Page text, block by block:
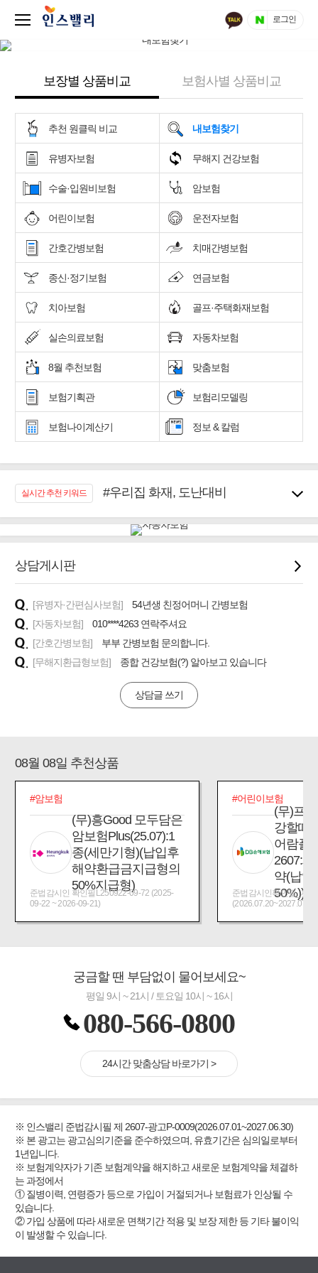
로그인
보장별 상품비교 보험사별 상품비교
추천 원클릭 비교 내보험찾기
유병자보험 무해지 건강보험
수술·입원비보험 암보험
어린이보험 운전자보험
간호간병보험 치매간병보험
종신·정기보험 연금보험
치아보험 골프·주택화재보험
실손의료보험 자동차보험
8월 추천보험 맞춤보험
보험기획관 보험리모델링
보험나이계산기 정보 & 칼럼
실시간 추천 키워드
#우리집 화재, 도난대비
#임플란트, 치아치료보장
#무해지 건강보험
#바뀌기전에 4세대 가입
#추천골프보험
상담게시판
[유병자·간편심사보험]
54년생 친정어머니 간병보험
[자동차보험]
010****4263 연락주셔요
[간호간병보험]
부부 간병보험 문의합니다.
[무해지환급형보험]
종합 건강보험(?) 알아보고 있습니다
상담글 쓰기
08월 08일 추천상품
#암보험
(무)흥Good 모두담은
암보험Plus(25.07):1
종(세만기형)(납입후
해약환급금지급형의
50%지급형)
준법감시인 확인필L250922-09-72 (2025-
09-22 ~ 2026-09-21)
#어린이보험
(무)프
강할때
어람플
2607:
약(납입
50%))
준법감시인확인필_제
궁금할 땐 부담없이 물어보세요~
평일 9시 ~ 21시 / 토요일 10시 ~ 16시
080-566-0800
24시간 맞춤상담 바로가기 >
※ 인스밸리 준법감시필 제 2607-광고P-0009(2026.07.01~2027.06.30)
※ 본 광고는 광고심의기준을 준수하였으며, 유효기간은 심의일로부터
1년입니다.
※ 보험계약자가 기존 보험계약을 해지하고 새로운 보험계약을 체결하
는 과정에서
① 질병이력, 연령증가 등으로 가입이 거절되거나 보험료가 인상될 수
있습니다.
② 가입 상품에 따라 새로운 면책기간 적용 및 보장 제한 등 기타 불이익
이 발생할 수 있습니다.